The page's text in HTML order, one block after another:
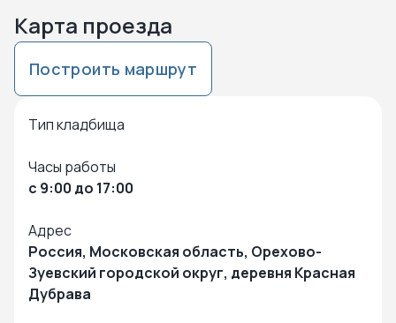
Карта проезда
Построить маршрут
Тип кладбища
Часы работы
с 9:00 до 17:00
Адрес
Россия, Московская область, Орехово-
Зуевский городской округ, деревня Красная
Дубрава
Нажмите чтобы посмотреть карту
Чтобы закрыть карту – кликните в любую точку на карте